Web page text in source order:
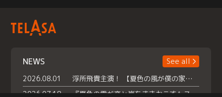
NEWS
See all
2026.08.01
浮所飛貴主演！ 【夏色の風が僕の家にやってきた】 本日よりテラサで独占配信スタート！
2026.07.18
『夏色の雲が恋と嵐をまきおこす』スペシャルメイキング 【Part1】2026年７月18日（土）23時30分～配信スタート！話題のシーンの裏側を大公開！豪華キャスト大集合！ 『武宮家 真夏の家族会議』開催！